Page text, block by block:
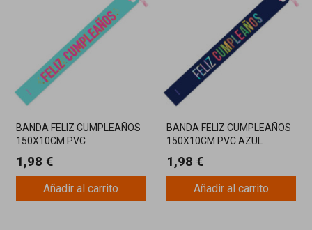
BANDA FELIZ CUMPLEAÑOS
150X10CM PVC
1,98 €
Añadir al carrito
BANDA FELIZ CUMPLEAÑOS
150X10CM PVC AZUL
1,98 €
Añadir al carrito